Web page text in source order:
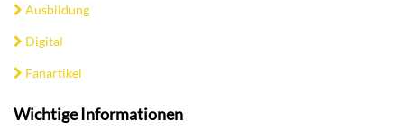
Ausbildung
Digital
Fanartikel
Wichtige Informationen